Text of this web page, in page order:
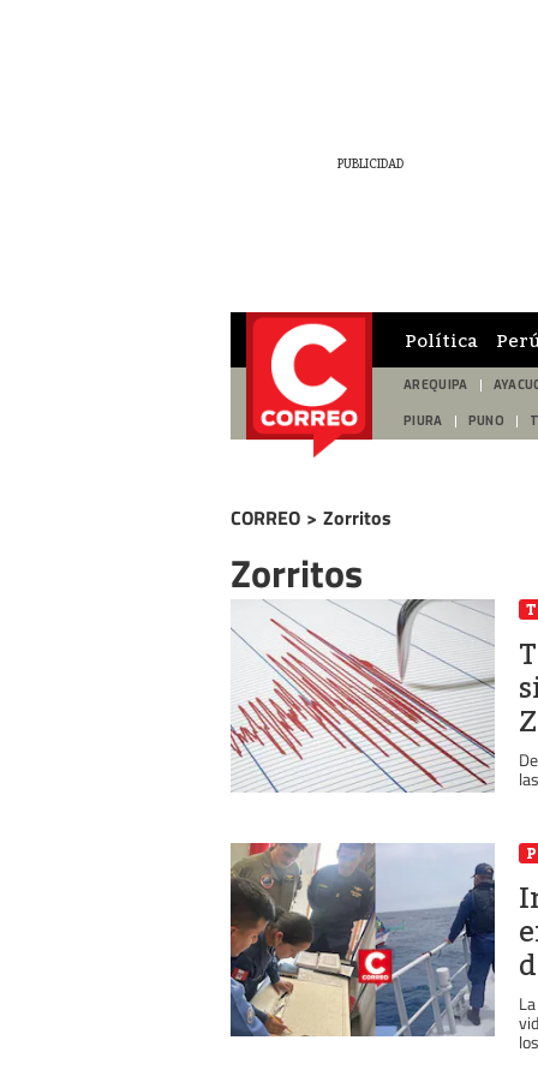
Política
AREQUIPA
PIURA PUNO
CORREO > Zorritos
Zorritos